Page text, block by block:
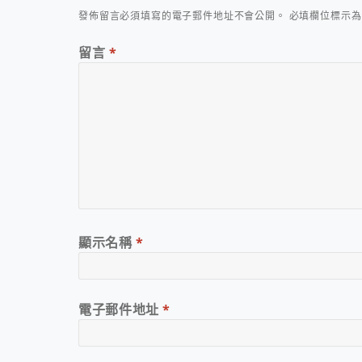
發佈留言必須填寫的電子郵件地址不會公開。 必填欄位標示
留言 *
顯示名稱*
電子郵件地址*